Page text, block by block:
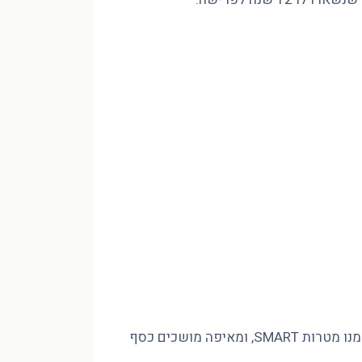
מינוס בהכנסה של 10,000 ₪ לא נסגר בחיסכון שאין לכם, אלא בסדר. פיטר הוד CFP מסביר איך בונים חזון לעשור, גוזרים ממנו מטרות SMART, ומאיפה מושכים כסף